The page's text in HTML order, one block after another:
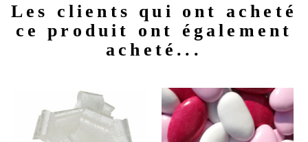
Les clients qui ont acheté
ce produit ont également
acheté...